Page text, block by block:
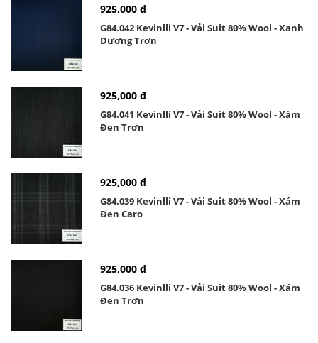
925,000 đ
G84.042 Kevinlli V7 - Vải Suit 80% Wool - Xanh
Dương Trơn
925,000 đ
G84.041 Kevinlli V7 - Vải Suit 80% Wool - Xám
Đen Trơn
925,000 đ
G84.039 Kevinlli V7 - Vải Suit 80% Wool - Xám
Đen Caro
925,000 đ
G84.036 Kevinlli V7 - Vải Suit 80% Wool - Xám
Đen Trơn